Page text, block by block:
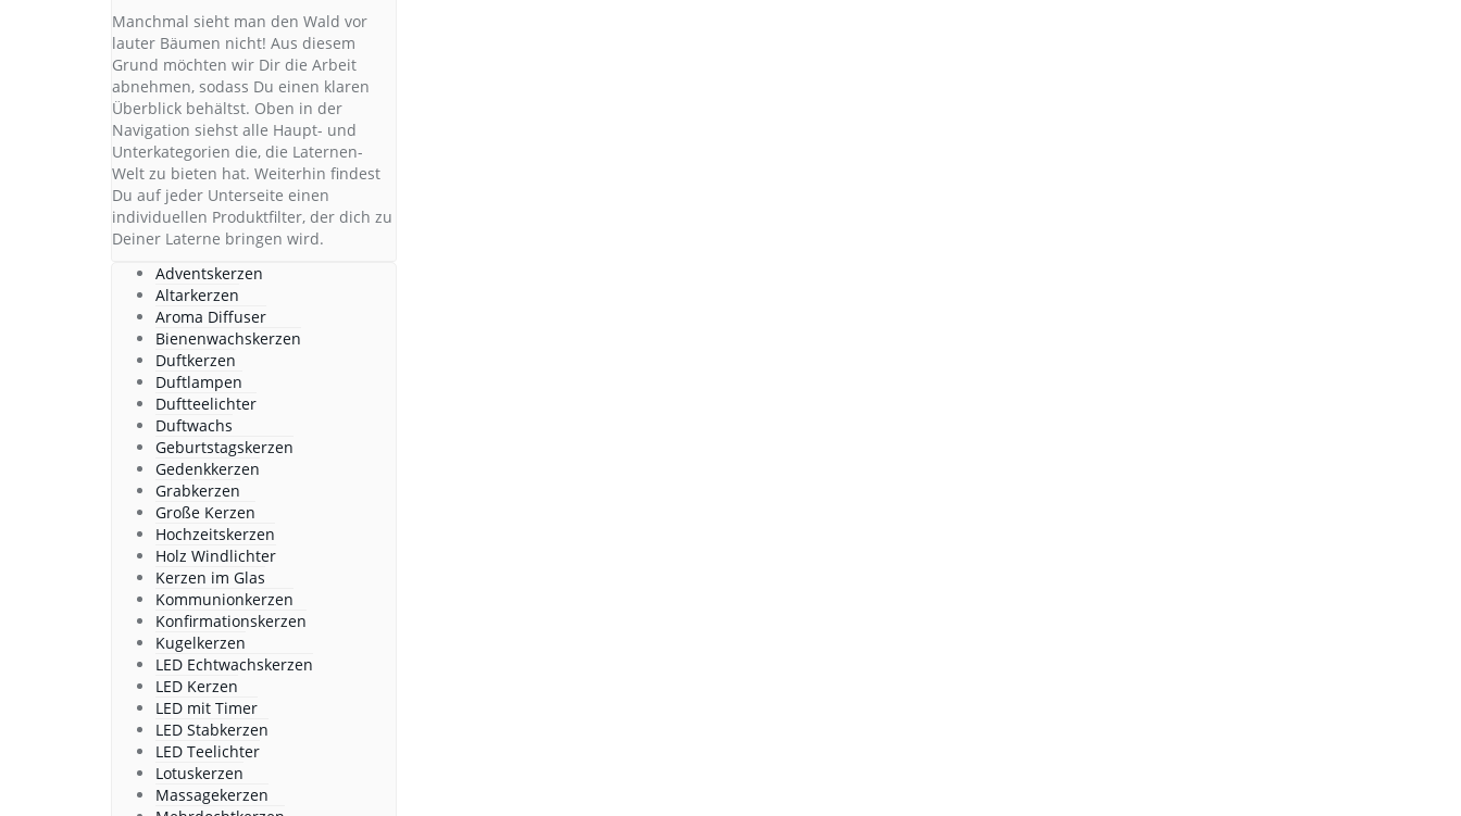
Manchmal sieht man den Wald vor
lauter Bäumen nicht! Aus diesem
Grund möchten wir Dir die Arbeit
abnehmen, sodass Du einen klaren
Überblick behältst. Oben in der
Navigation siehst alle Haupt- und
Unterkategorien die, die Laternen-
Welt zu bieten hat. Weiterhin findest
Du auf jeder Unterseite einen
individuellen Produktfilter, der dich zu
Deiner Laterne bringen wird.
Adventskerzen
Altarkerzen
Aroma Diffuser
Bienenwachskerzen
Duftkerzen
Duftlampen
Duftteelichter
Duftwachs
Geburtstagskerzen
Gedenkkerzen
Grabkerzen
Große Kerzen
Hochzeitskerzen
Holz Windlichter
Kerzen im Glas
Kommunionkerzen
Konfirmationskerzen
Kugelkerzen
LED Echtwachskerzen
LED Kerzen
LED mit Timer
LED Stabkerzen
LED Teelichter
Lotuskerzen
Massagekerzen